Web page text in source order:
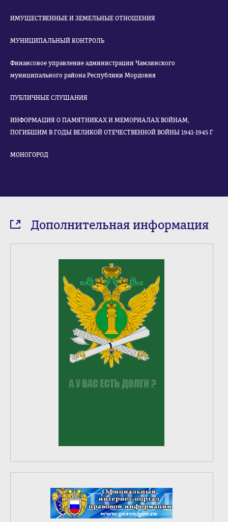
ИМУЩЕСТВЕННЫЕ И ЗЕМЕЛЬНЫЕ ОТНОШЕНИЯ
МУНИЦИПАЛЬНЫЙ КОНТРОЛЬ
Финансовое управление администрации Чамзинского
муниципального района Республики Мордовия
ПУБЛИЧНЫЕ СЛУШАНИЯ
ИНФОРМАЦИЯ О ПАМЯТНИКАХ И МЕМОРИАЛАХ ВОЙНАМ,
ПОГИБШИМ В ГОДЫ ВЕЛИКОЙ ОТЕЧЕСТВЕННОЙ ВОЙНЫ 1941-1945 Г
МОНОГОРОД
Дополнительная информация